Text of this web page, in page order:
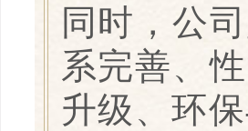
同时，公
系完善、
升级、环